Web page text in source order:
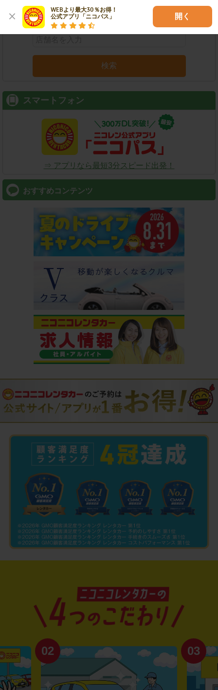
WEBより最大30％お得！
公式アプリ「ニコパス」
開く
店舗名 駅名 空港名
検索
スマートフォン
⇒ アプリなら最短3分スピード出発！
おすすめコンテンツ
02 03